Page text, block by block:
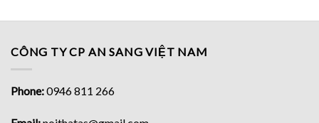
CÔNG TY CP AN SANG VIỆT NAM
Phone:0946 811 266